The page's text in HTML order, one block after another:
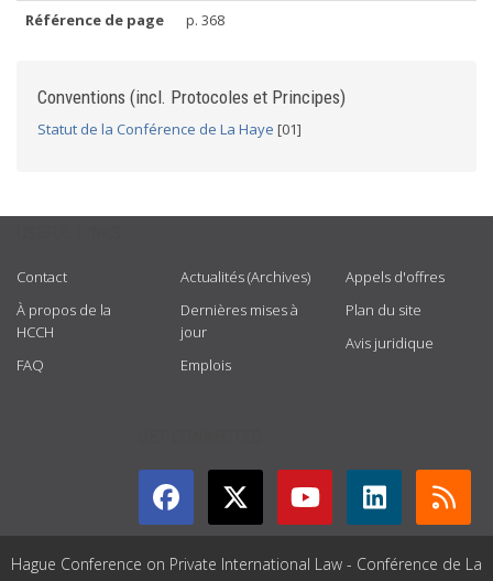
Référence de page
p. 368
Conventions (incl. Protocoles et Principes)
Statut de la Conférence de La Haye [01]
Contact
À propos de la
HCCH
FAQ
Actualités (Archives)
Dernières mises à
jour
Emplois
Appels d'offres
Plan du site
Avis juridique
Hague Conference on Private International Law - Conférence de La